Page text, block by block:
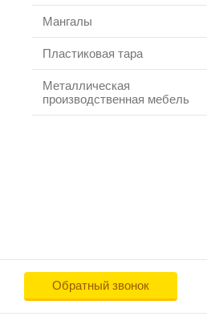
Мангалы
Пластиковая тара
Металлическая
производственная мебель
Обратный звонок